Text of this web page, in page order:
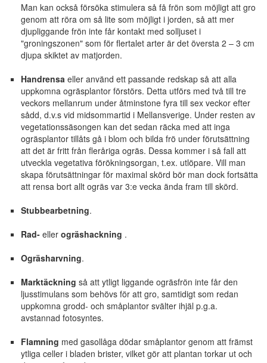
Man kan också försöka stimulera så få frön som möjligt att gro
genom att röra om så lite som möjligt i jorden, så att mer
djupliggande frön inte får kontakt med solljuset i
"groningszonen" som för flertalet arter är det översta 2 – 3 cm
djupa skiktet av matjorden.
Handrensa eller använd ett passande redskap så att alla
uppkomna ogräsplantor förstörs. Detta utförs med två till tre
veckors mellanrum under åtminstone fyra till sex veckor efter
sådd, d.v.s vid midsommartid i Mellansverige. Under resten av
vegetationssäsongen kan det sedan räcka med att inga
ogräsplantor tillåts gå i blom och bilda frö under förutsättning
att det är fritt från fleråriga ogräs. Dessa kommer i så fall att
utveckla vegetativa förökningsorgan, t.ex. utlöpare. Vill man
skapa förutsättningar för maximal skörd bör man dock fortsätta
att rensa bort allt ogräs var 3:e vecka ända fram till skörd.
Stubbearbetning.
Rad- eller ogräshackning .
Ogräsharvning.
Marktäckning så att ytligt liggande ogräsfrön inte får den
ljusstimulans som behövs för att gro, samtidigt som redan
uppkomna grodd- och småplantor svälter ihjäl p.g.a.
avstannad fotosyntes.
Flamning med gasollåga dödar småplantor genom att främst
ytliga celler i bladen brister, vilket gör att plantan torkar ut och